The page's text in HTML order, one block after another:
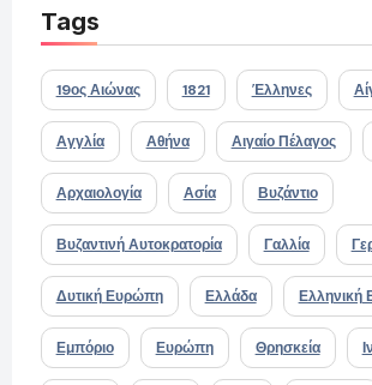
Tags
19ος Αιώνας 1821 Έλληνες
Αγγλία Αθήνα Αιγαίο Πέλαγος
Αρχαιολογία Ασία Βυζάντιο
Βυζαντινή Αυτοκρατορία Γαλλία
Δυτική Ευρώπη Ελλάδα Ελληνική
Εμπόριο Ευρώπη Θρησκεία